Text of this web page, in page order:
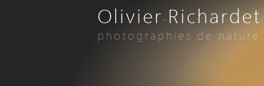
Olivier-Richardet
photographies de nature